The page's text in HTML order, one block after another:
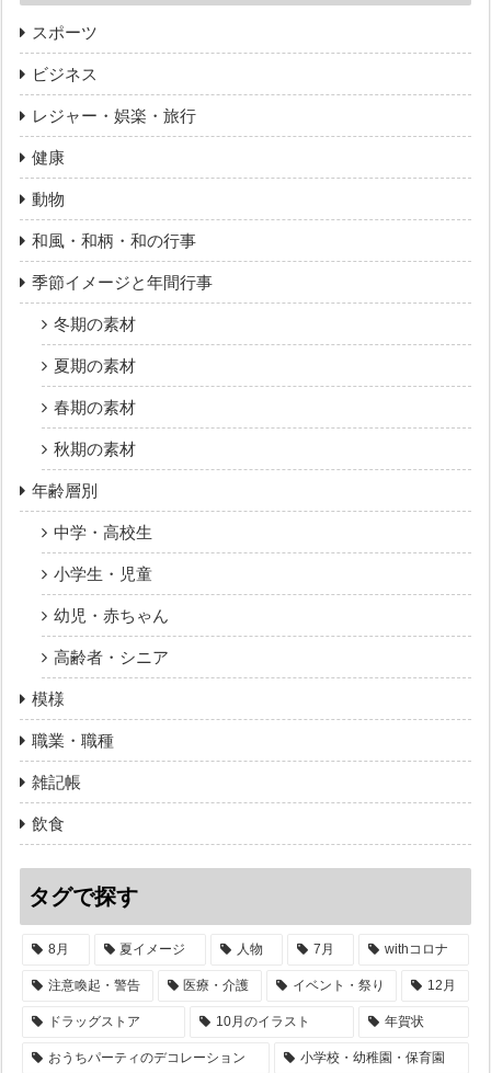
スポーツ
ビジネス
レジャー・娯楽・旅行
健康
動物
和風・和柄・和の行事
季節イメージと年間行事
冬期の素材
夏期の素材
春期の素材
秋期の素材
年齢層別
中学・高校生
小学生・児童
幼児・赤ちゃん
高齢者・シニア
模様
職業・職種
雑記帳
飲食
タグで探す
8月 夏イメージ 人物 7月 withコロナ
注意喚起・警告 医療・介護 イベント・祭り 12月
ドラッグストア 10月のイラスト 年賀状
おうちパーティのデコレーション 小学校・幼稚園・保育園